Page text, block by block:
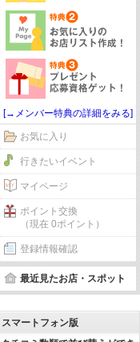
[→メンバー特典の詳細をみる]
お気に入り
行きたいイベント
マイページ
ポイント交換
（現在 0ポイント）
登録情報確認
最近見たお店・スポット
スマートフォン版